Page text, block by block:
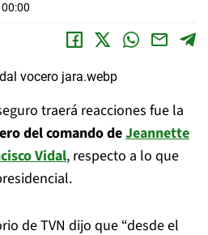
traerá reacciones fue la
del comando deJeannette
Vidal, respecto a lo que
de TVN dijo que “desde el